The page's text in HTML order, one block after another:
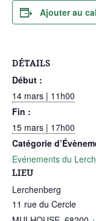
Ajouter au
DÉTAILS
Début :
14 mars | 11h00
Fin :
15 mars | 17h00
Catégorie
Evénements du
LIEU
Lerchenberg
11 rue du Cercle